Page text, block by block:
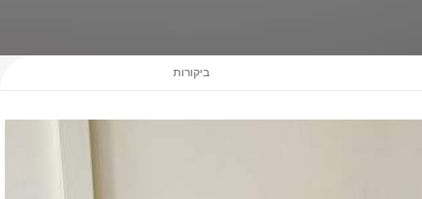
ביקורות